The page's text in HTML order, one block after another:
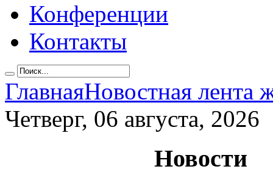
Конференции
Контакты
ГлавнаяНовостная лента
Четверг, 06 августа, 2026
Новости